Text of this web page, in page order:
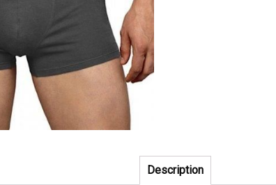
Description